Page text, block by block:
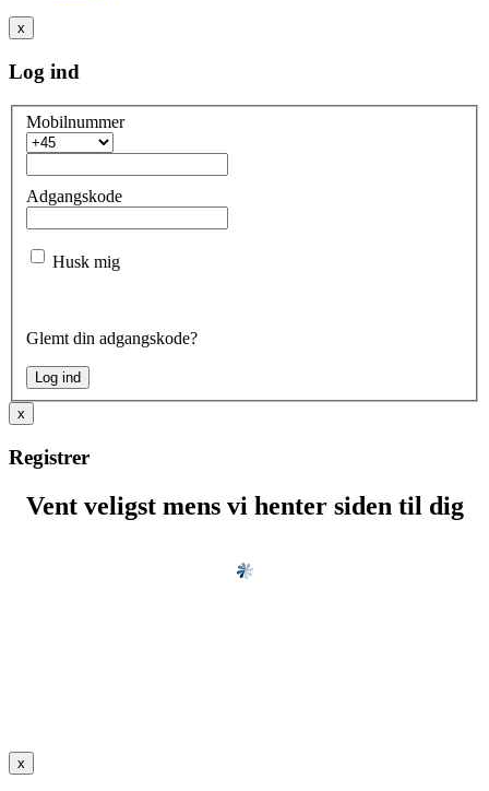
x
Log ind
Mobilnummer
Adgangskode
Husk mig
Glemt din adgangskode?
x
Registrer
Vent veligst mens vi henter siden til dig
x